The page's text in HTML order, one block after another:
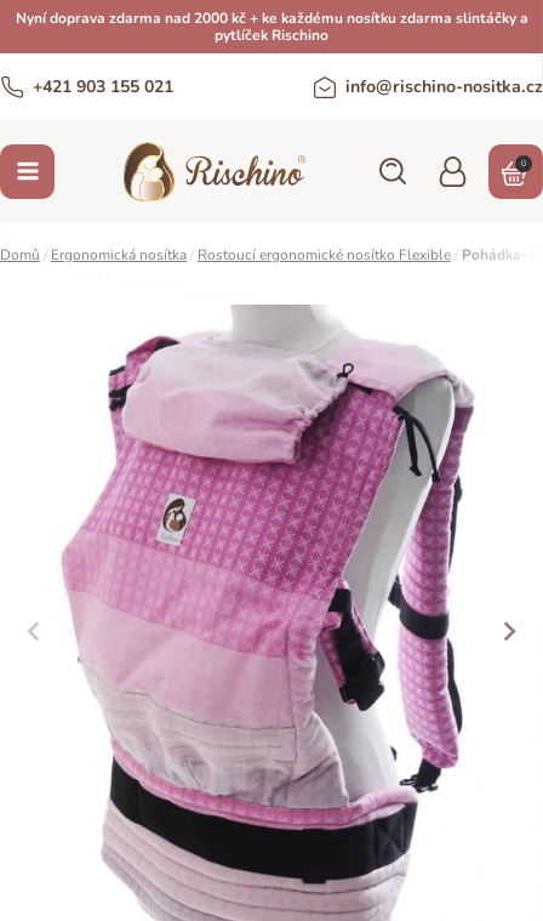
Nyní doprava zdarma nad 2000 kč + ke každému nosítku zdarma slintáčky a
pytlíček Rischino
+421 903 155 021 info@rischino-nositka.cz
0
Domů / Ergonomická nosítka/ Rostoucí ergonomické nosítko Flexible/ Pohádka-